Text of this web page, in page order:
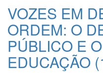
VOZES EM
ORDEM: O
PÚBLICO E
EDUCAÇÃO